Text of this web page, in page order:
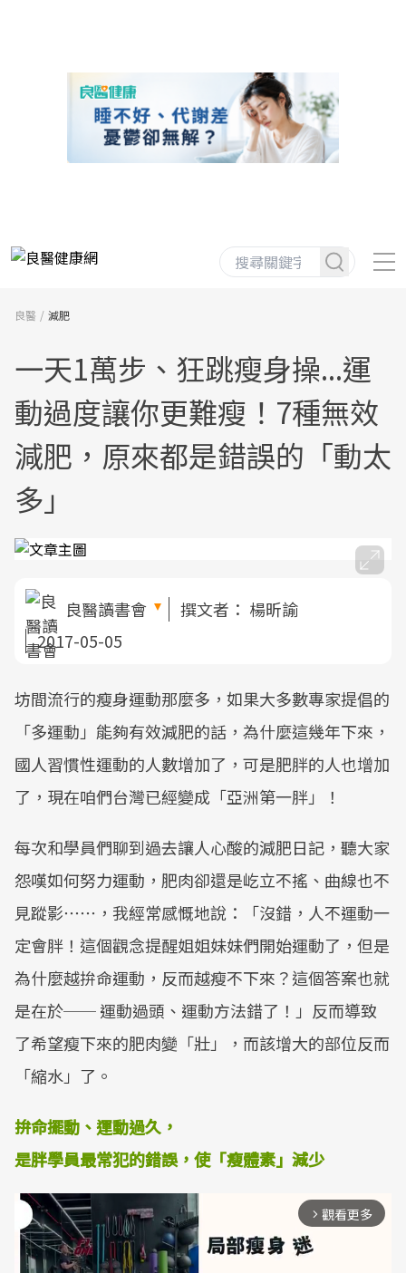
良醫 減肥
一天1萬步、狂跳瘦身操...運
動過度讓你更難瘦！7種無效
減肥，原來都是錯誤的「動太
多」
良醫讀書會 撰文者： 楊昕諭
2017-05-05
坊間流行的瘦身運動那麼多，如果大多數專家提倡的
「多運動」能夠有效減肥的話，為什麼這幾年下來，
國人習慣性運動的人數增加了，可是肥胖的人也增加
了，現在咱們台灣已經變成「亞洲第一胖」！
每次和學員們聊到過去讓人心酸的減肥日記，聽大家
怨嘆如何努力運動，肥肉卻還是屹立不搖、曲線也不
見蹤影⋯⋯，我經常感慨地說：「沒錯，人不運動一
定會胖！這個觀念提醒姐姐妹妹們開始運動了，但是
為什麼越拚命運動，反而越瘦不下來？這個答案也就
是在於── 運動過頭、運動方法錯了！」反而導致
了希望瘦下來的肥肉變「壯」，而該增大的部位反而
「縮水」了。
拚命擺動、運動過久，
是胖學員最常犯的錯誤，使「瘦體素」減少
arrow_forward_ios 觀看更多